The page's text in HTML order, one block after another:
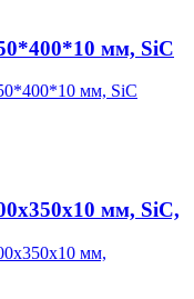
мм, SiC
мм, SiC,